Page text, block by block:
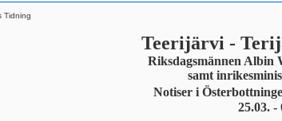
Tidning
Teerijärvi -
Riksdagsmännen Albin
samt
Notiser i
25.03. -